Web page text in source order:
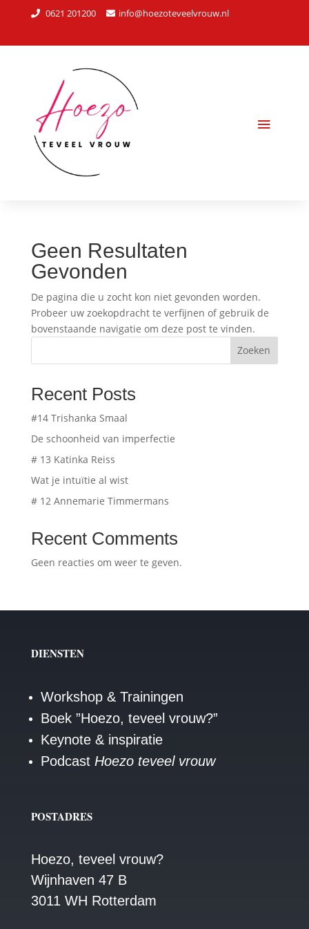
0621 201200 info@hoezoteveelvrouw.nl
Geen Resultaten
Gevonden
De pagina die u zocht kon niet gevonden worden.
Probeer uw zoekopdracht te verfijnen of gebruik de
bovenstaande navigatie om deze post te vinden.
Zoeken
Recent Posts
#14 Trishanka Smaal
De schoonheid van imperfectie
# 13 Katinka Reiss
Wat je intuïtie al wist
# 12 Annemarie Timmermans
Recent Comments
Geen reacties om weer te geven.
DIENSTEN
Workshop & Trainingen
Boek ”Hoezo, teveel vrouw?”
Keynote & inspiratie
Podcast Hoezo teveel vrouw
POSTADRES
Hoezo, teveel vrouw?
Wijnhaven 47 B
3011 WH Rotterdam